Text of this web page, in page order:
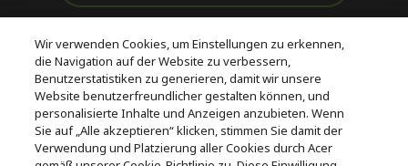
Kostenloser
Versand
vor und nach
dem Kauf
Zahlung
© 2026 Acer Inc.
CPYou BV ist der autorisierte Wiederverkäufer und Händler der
Produkte und Dienstleistungen, die in diesem Shop angeboten
werden.
Wir verwenden Cookies, um Einstellungen zu erkennen,
die Navigation auf der Website zu verbessern,
Benutzerstatistiken zu generieren, damit wir unsere
Website benutzerfreundlicher gestalten können, und
personalisierte Inhalte und Anzeigen anzubieten. Wenn
Sie auf „Alle akzeptieren“ klicken, stimmen Sie damit der
Verwendung und Platzierung aller Cookies durch Acer